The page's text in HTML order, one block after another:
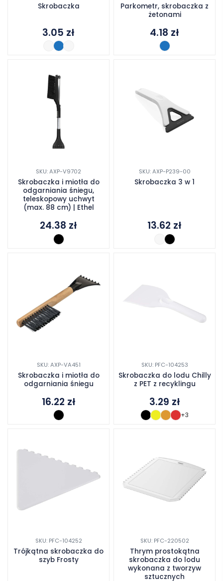
Skrobaczka
3.05 zł
Parkometr, skrobaczka z
żetonami
4.18 zł
SKU: AXP-V9702
Skrobaczka i miotła do
odgarniania śniegu,
teleskopowy uchwyt
(max. 88 cm) | Ethel
24.38 zł
SKU: AXP-P239-00
Skrobaczka 3 w 1
13.62 zł
SKU: AXP-VA451
Skrobaczka i miotła do
odgarniania śniegu
16.22 zł
SKU: PFC-104253
Skrobaczka do lodu Chilly
z PET z recyklingu
3.29 zł
+3
SKU: PFC-104252
Trójkątna skrobaczka do
szyb Frosty
SKU: PFC-220502
Thrym prostokątna
skrobaczka do lodu
wykonana z tworzyw
sztucznych